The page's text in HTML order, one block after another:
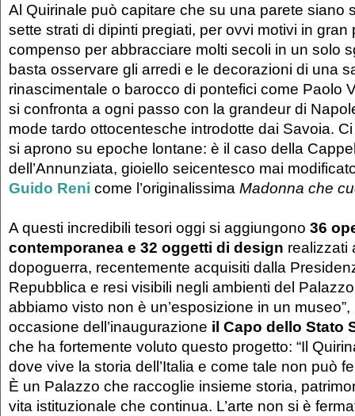
Al Quirinale può capitare che su una parete siano
sette strati di dipinti pregiati, per ovvi motivi in gran
compenso per abbracciare molti secoli in un solo
basta osservare gli arredi e le decorazioni di una
rinascimentale o barocco di pontefici come Paolo
si confronta a ogni passo con la grandeur di
mode tardo ottocentesche introdotte dai Savoia.
si aprono su epoche lontane: è il caso della
dell’Annunziata, gioiello seicentesco mai
Guido Reni come l’originalissima Madonna che
A questi incredibili tesori oggi si aggiungono 36
contemporanea e 32 oggetti di design realizzati
dopoguerra, recentemente acquisiti dalla
Repubblica e resi visibili negli ambienti del
abbiamo visto non è un’esposizione in un
occasione dell’inaugurazione il Capo dello Stato
che ha fortemente voluto questo progetto: “Il
dove vive la storia dell’Italia e come tale non può
È un Palazzo che raccoglie insieme storia,
vita istituzionale che continua. L’arte non si è